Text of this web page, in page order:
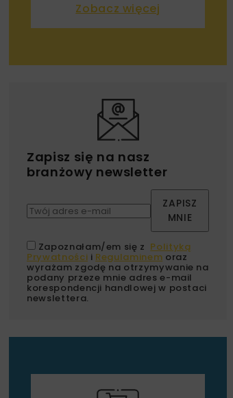
Zobacz więcej
Zapisz się na nasz
branżowy newsletter
ZAPISZ
MNIE
Zapoznałam/em się z Polityką
Prywatności i Regulaminem oraz
wyrażam zgodę na otrzymywanie na
podany przeze mnie adres e-mail
korespondencji handlowej w postaci
newslettera.